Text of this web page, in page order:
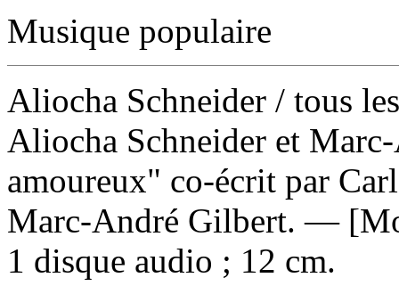
Musique populaire
Aliocha Schneider / tous
Aliocha Schneider et
amoureux" co-écrit par
Marc-André Gilbert. —
1 disque audio ; 12 cm.